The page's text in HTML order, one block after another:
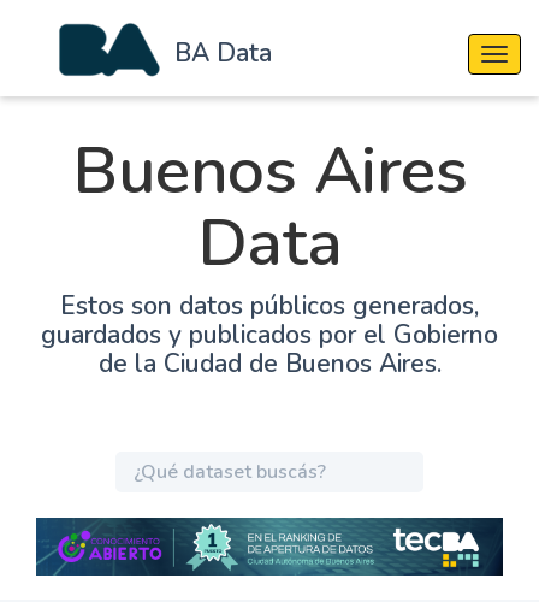
BA Data
Buenos Aires
Data
Estos son datos públicos generados,
guardados y publicados por el Gobierno
de la Ciudad de Buenos Aires.